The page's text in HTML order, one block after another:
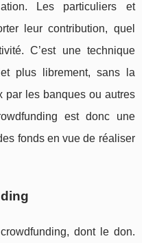
Les particuliers et
leur contribution, quel
C’est une technique
plus librement, sans la
par les banques ou autres
est donc une
fonds en vue de réaliser
dont le don.